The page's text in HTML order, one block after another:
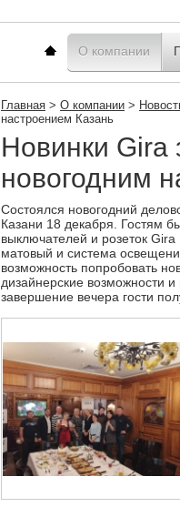
Главная
О компании
Главная > О компании >
настроением Казань
Новинки Gira
новогодним
Состоялся новогодний
Казани 18 декабря. Гостям
выключателей и розеток
матовый и система
возможность попробовать
дизайнерские возможности
завершение вечера гости